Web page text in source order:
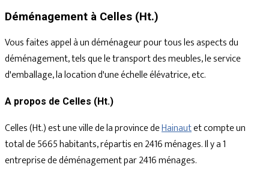
Déménagement à Celles (Ht.)
Vous faites appel à un déménageur pour tous les aspects du
déménagement, tels que le transport des meubles, le service
d'emballage, la location d'une échelle élévatrice, etc.
A propos de Celles (Ht.)
Celles (Ht.) est une ville de la province deHainautet compte un
total de 5665 habitants, répartis en 2416 ménages. Il y a 1
entreprise de déménagement par 2416 ménages.